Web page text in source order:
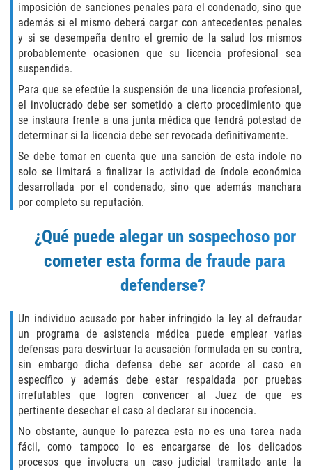
SEX CRIMES
CHILD MOLESTATION
LEWD ACTS WITH A CHILD
PROSTITUTION / SOLICITATION
SEXUAL BATTERY
STATUTORY RAPE
THEFT
BURGLARY
EMBEZZLEMENT
GRAND THEFT
PETTY THEFT
imposición de sanciones penales para el condenado, sino que
además si el mismo deberá cargar con antecedentes penales
y si se desempeña dentro el gremio de la salud los mismos
probablemente ocasionen que su licencia profesional sea
suspendida.
Para que se efectúe la suspensión de una licencia profesional,
el involucrado debe ser sometido a cierto procedimiento que
se instaura frente a una junta médica que tendrá potestad de
determinar si la licencia debe ser revocada definitivamente.
Se debe tomar en cuenta que una sanción de esta índole no
solo se limitará a finalizar la actividad de índole económica
desarrollada por el condenado, sino que además manchara
por completo su reputación.
¿Qué puede alegar un sospechoso por
cometer esta forma de fraude para
defenderse?
Un individuo acusado por haber infringido la ley al defraudar
un programa de asistencia médica puede emplear varias
defensas para desvirtuar la acusación formulada en su contra,
sin embargo dicha defensa debe ser acorde al caso en
específico y además debe estar respaldada por pruebas
irrefutables que logren convencer al Juez de que es
pertinente desechar el caso al declarar su inocencia.
No obstante, aunque lo parezca esta no es una tarea nada
fácil, como tampoco lo es encargarse de los delicados
procesos que involucra un caso judicial tramitado ante la